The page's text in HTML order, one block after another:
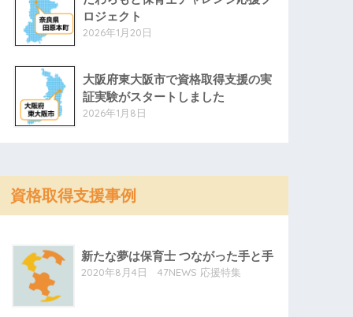
ロジェクト
2026年1月20日
大阪府東大阪市で資格取得支援の実
証実験がスタートしました
2026年1月8日
資格取得支援事例
新たな夢は保育士 つながった手と手
2020年8月4日 47NEWS 応援特集